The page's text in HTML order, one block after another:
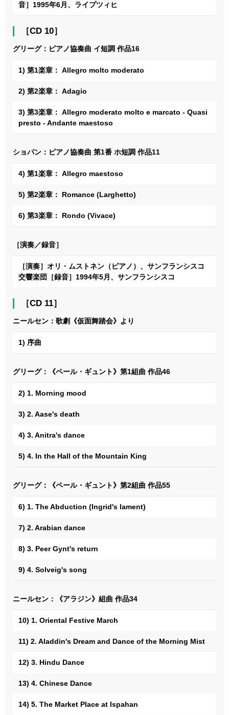
音］1995年6月、ライプツィヒ
［CD 10］
グリーグ：ピアノ協奏曲 イ短調 作品16
1) 第1楽章： Allegro molto moderato
2) 第2楽章： Adagio
3) 第3楽章： Allegro moderato molto e marcato - Quasi
presto - Andante maestoso
ショパン：ピアノ協奏曲 第1番 ホ短調 作品11
4) 第1楽章： Allegro maestoso
5) 第2楽章： Romance (Larghetto)
6) 第3楽章： Rondo (Vivace)
［演奏／録音］
［演奏］オリ・ムストネン（ピアノ）、サンフランシスコ
交響楽団［録音］1994年5月、サンフランシスコ
［CD 11］
ニールセン：歌劇《仮面舞踏会》より
1) 序曲
グリーグ：《ペール・ギュント》第1組曲 作品46
2) 1. Morning mood
3) 2. Aase's death
4) 3. Anitra's dance
5) 4. In the Hall of the Mountain King
グリーグ：《ペール・ギュント》第2組曲 作品55
6) 1. The Abduction (Ingrid's lament)
7) 2. Arabian dance
8) 3. Peer Gynt's return
9) 4. Solveig's song
ニールセン：《アラジン》組曲 作品34
10) 1. Oriental Festive March
11) 2. Aladdin's Dream and Dance of the Morning Mist
12) 3. Hindu Dance
13) 4. Chinese Dance
14) 5. The Market Place at Ispahan